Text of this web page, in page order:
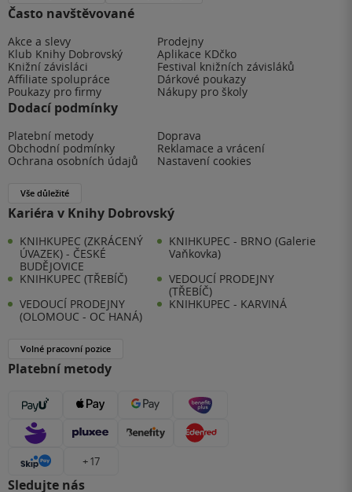
Často navštěvované
Akce a slevy
Prodejny
Klub Knihy Dobrovský
Aplikace KDčko
Knižní závisláci
Festival knižních závisláků
Affiliate spolupráce
Dárkové poukazy
Poukazy pro firmy
Nákupy pro školy
Dodací podmínky
Platební metody
Doprava
Obchodní podmínky
Reklamace a vrácení
Ochrana osobních údajů
Nastavení cookies
Vše důležité
Kariéra v Knihy Dobrovský
KNIHKUPEC (ZKRÁCENÝ
ÚVAZEK) - ČESKÉ
BUDĚJOVICE
KNIHKUPEC - BRNO (Galerie
Vaňkovka)
KNIHKUPEC (TŘEBÍČ)
VEDOUCÍ PRODEJNY
(TŘEBÍČ)
VEDOUCÍ PRODEJNY
(OLOMOUC - OC HANÁ)
KNIHKUPEC - KARVINÁ
Volné pracovní pozice
Platební metody
+ 17
Sledujte nás